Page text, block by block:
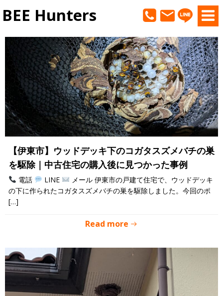
ン
ツ
へ
ス
キ
ッ
プ
BEE Hunters
【伊東市】ウッドデッキ下のコガタスズメバチの巣
を駆除｜中古住宅の購入後に見つかった事例
電話 LINE
メール 伊東市の戸建て住宅で、ウッドデッキ
の下に作られたコガタスズメバチの巣を駆除しました。今回のポ
[…]
Read more